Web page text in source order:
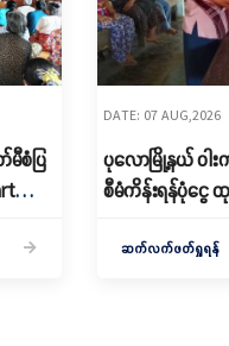
စံပြ
DATE: 07 AUG,2026
ပုလောမြို့နယ် ဝါး
စီမံကိန်းရန်ပုံငွေ
ဆက်လက်ဖတ်ရှုရန်